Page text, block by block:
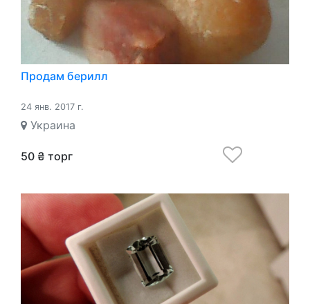
Продам берилл
24 янв. 2017 г.
Украина
50 ₴ торг